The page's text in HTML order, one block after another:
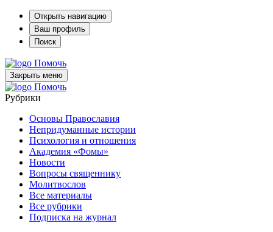
Открыть навигацию
Ваш профиль
Поиск
Помочь
Закрыть меню
Помочь
Рубрики
Основы Православия
Непридуманные истории
Психология и отношения
Академия «Фомы»
Новости
Вопросы священнику
Молитвослов
Все материалы
Все рубрики
Подписка на журнал